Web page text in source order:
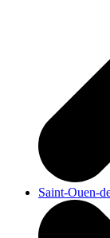
Saint-Ouen-